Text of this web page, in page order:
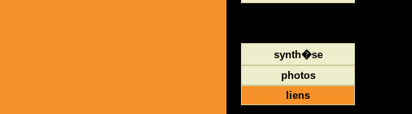
synth�se
photos
liens